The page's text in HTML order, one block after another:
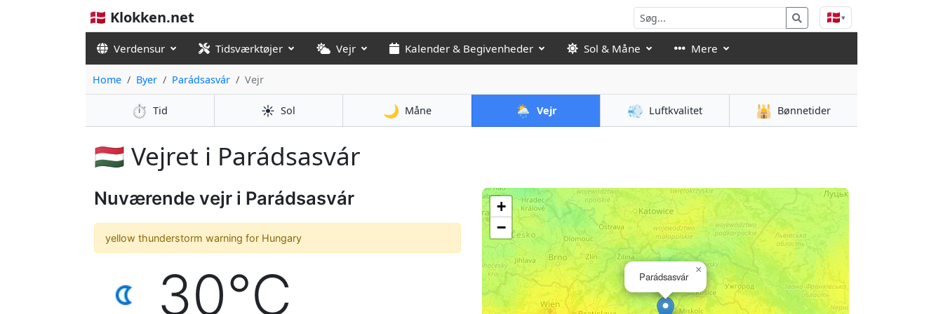
🇩🇰 Klokken.net 🇩🇰▾
Verdensur Tidsværktøjer Vejr Kalender & Begivenheder Sol & Måne Mere
Home Byer Parádsasvár Vejr
⏱️ Tid ☀️ Sol 🌙 Måne 🌦️ Vejr 💨 Luftkvalitet 🕌 Bønnetider
🇭🇺 Vejret i Parádsasvár
Nuværende vejr i Parádsasvár
yellow thunderstorm warning for Hungary
30°C Parádsasvár
×
+
−